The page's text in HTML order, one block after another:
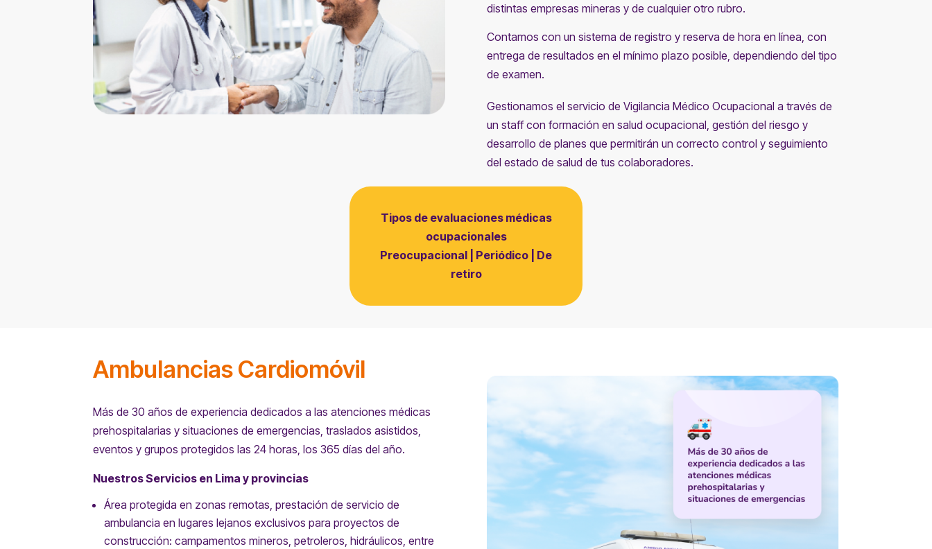
distintas empresas mineras y de cualquier otro rubro.
Contamos con un sistema de registro y reserva de hora en línea, con
entrega de resultados en el mínimo plazo posible, dependiendo del tipo
de examen.
Gestionamos el servicio de Vigilancia Médico Ocupacional a través de
un staff con formación en salud ocupacional, gestión del riesgo y
desarrollo de planes que permitirán un correcto control y seguimiento
del estado de salud de tus colaboradores.
Tipos de evaluaciones médicas
ocupacionales
Preocupacional | Periódico | De
retiro
Ambulancias Cardiomóvil
Más de 30 años de experiencia dedicados a las atenciones médicas
prehospitalarias y situaciones de emergencias, traslados asistidos,
eventos y grupos protegidos las 24 horas, los 365 días del año.
Nuestros Servicios en Lima y provincias
Área protegida en zonas remotas, prestación de servicio de
ambulancia en lugares lejanos exclusivos para proyectos de
construcción: campamentos mineros, petroleros, hidráulicos, entre